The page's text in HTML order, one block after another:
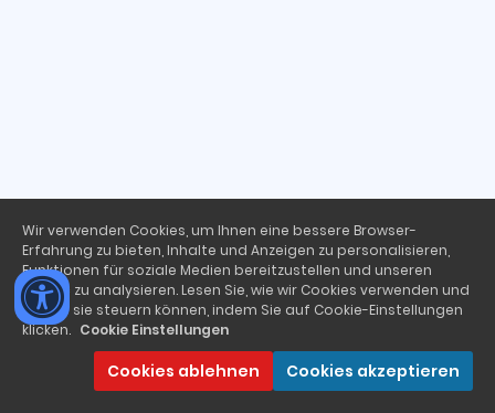
Wir verwenden Cookies, um Ihnen eine bessere Browser-
Erfahrung zu bieten, Inhalte und Anzeigen zu personalisieren,
Funktionen für soziale Medien bereitzustellen und unseren
Traffic zu analysieren. Lesen Sie, wie wir Cookies verwenden und
wie Sie sie steuern können, indem Sie auf Cookie-Einstellungen
klicken. Cookie Einstellungen
Cookies ablehnen Cookies akzeptieren